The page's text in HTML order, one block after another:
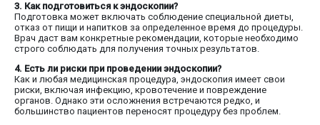
3. Как подготовиться к эндоскопии?
Подготовка может включать соблюдение специальной диеты,
отказ от пищи и напитков за определенное время до процедуры.
Врач даст вам конкретные рекомендации, которые необходимо
строго соблюдать для получения точных результатов.
4. Есть ли риски при проведении эндоскопии?
Как и любая медицинская процедура, эндоскопия имеет свои
риски, включая инфекцию, кровотечение и повреждение
органов. Однако эти осложнения встречаются редко, и
большинство пациентов переносят процедуру без проблем.